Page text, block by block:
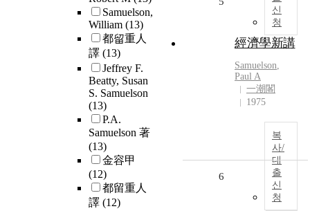
Samuelson,
William (13)
都留重人
譯 (13)
Jeffrey F.
Beatty, Susan
S. Samuelson
(13)
P.A.
Samuelson 著
(13)
金容甲
(12)
都留重人
譯 (12)
신
청
經濟學新講
Samuelson,
Paul A
一潮閣
1975
복
사/
대
출
신
청
6